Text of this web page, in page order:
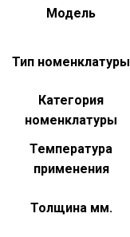
Модель
Тип номенклатуры
Категория
номенклатуры
Температура
применения
Толщина мм.